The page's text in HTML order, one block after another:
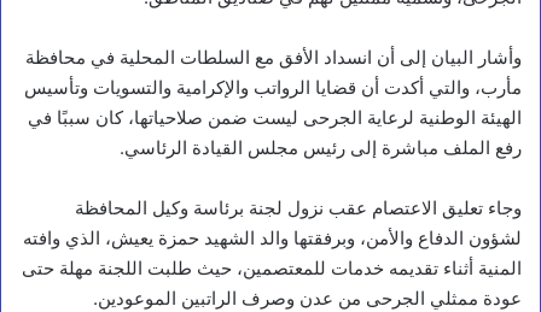
وأشار البيان إلى أن انسداد الأفق مع السلطات المحلية في محافظة
مأرب، والتي أكدت أن قضايا الرواتب والإكرامية والتسويات وتأسيس
الهيئة الوطنية لرعاية الجرحى ليست ضمن صلاحياتها، كان سببًا في
رفع الملف مباشرة إلى رئيس مجلس القيادة الرئاسي.
وجاء تعليق الاعتصام عقب نزول لجنة برئاسة وكيل المحافظة
لشؤون الدفاع والأمن، وبرفقتها والد الشهيد حمزة يعيش، الذي وافته
المنية أثناء تقديمه خدمات للمعتصمين، حيث طلبت اللجنة مهلة حتى
عودة ممثلي الجرحى من عدن وصرف الراتبين الموعودين.